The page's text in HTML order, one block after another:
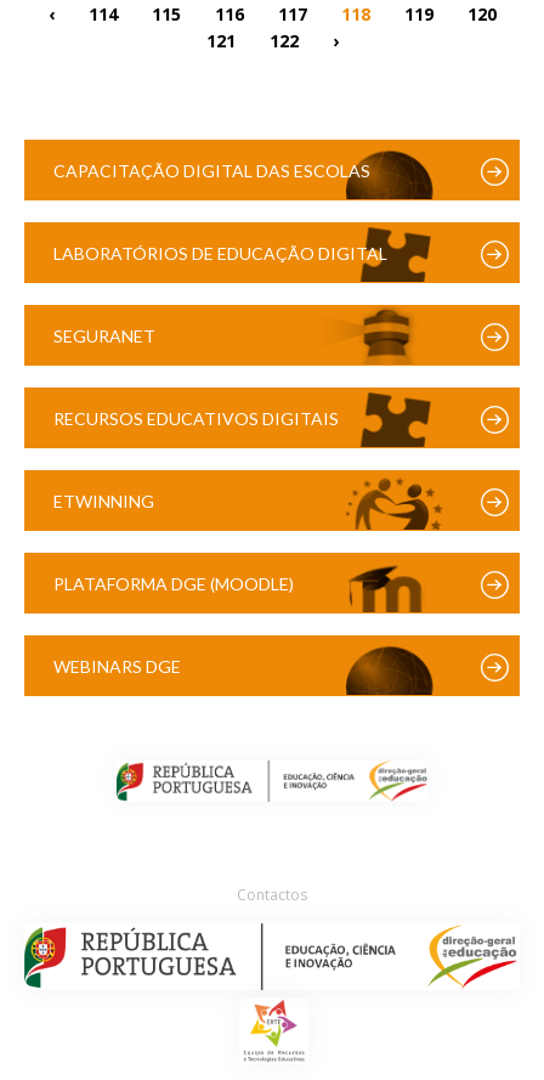
‹ 114 115 116 117 118 119
120
121
122 ›
CAPACITAÇÃO DIGITAL DAS ESCOLAS
LABORATÓRIOS DE EDUCAÇÃO DIGITAL
SEGURANET
RECURSOS EDUCATIVOS DIGITAIS
ETWINNING
PLATAFORMA DGE (MOODLE)
WEBINARS DGE
Contactos